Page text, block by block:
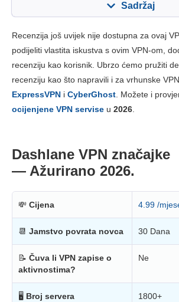
Sadržaj
Ključne značajke 8.5
Instalacija i aplikacije 8.5
Pouzdanost i podrška 7.5
Recenzija još uvijek nije dostupna za ovaj
podijeliti vlastita iskustva s ovim VPN-om,
recenziju kao korisnik. Ubrzo ćemo pružiti
recenziju kao što napravili i za vrhunske
ExpressVPN i CyberGhost. Možete i
ocijenjene VPN servise u 2026.
Dashlane VPN značajke
— Ažurirano 2026.
💸 Cijena 4.99 /
📆 Jamstvo povrata novca 30 Dana
📝 Čuva li VPN zapise o
aktivnostima?
Ne
🖥 Broj servera 1800+